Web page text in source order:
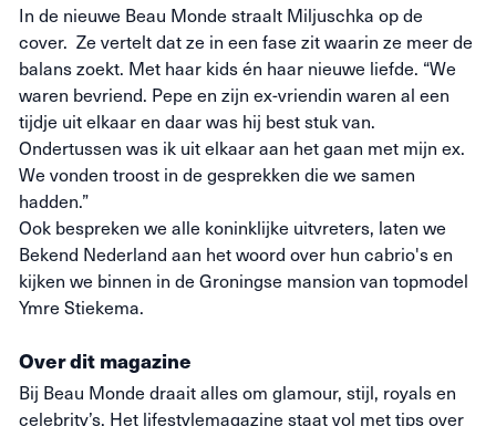
In de nieuwe Beau Monde straalt Miljuschka op de
cover. Ze vertelt dat ze in een fase zit waarin ze meer de
balans zoekt. Met haar kids én haar nieuwe liefde. “We
waren bevriend. Pepe en zijn ex-vriendin waren al een
tijdje uit elkaar en daar was hij best stuk van.
Ondertussen was ik uit elkaar aan het gaan met mijn ex.
We vonden troost in de gesprekken die we samen
hadden.”
Ook bespreken we alle koninklijke uitvreters, laten we
Bekend Nederland aan het woord over hun cabrio's en
kijken we binnen in de Groningse mansion van topmodel
Ymre Stiekema.
Over dit magazine
Bij Beau Monde draait alles om glamour, stijl, royalsen
celebrity’s. Het lifestylemagazine staat vol met tips over